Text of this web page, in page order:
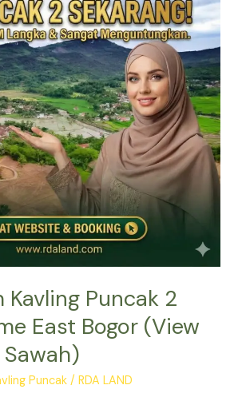
Kavling Puncak 2
East Bogor (View
Puncak /RDA LAND